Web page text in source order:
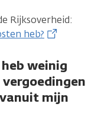
Rijksoverheid:
heb?
weinig
mijn